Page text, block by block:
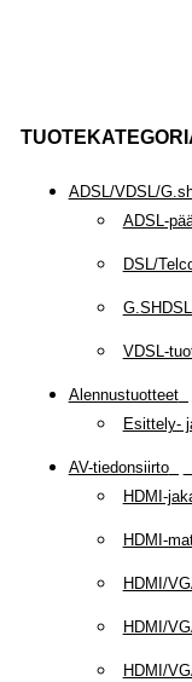
ADSL/VDSL/
ADSL-
DSL/
VDSL-
Alennustuotteet(
Esittely-
AV-tiedonsiirto(
HDMI-
HDMI-
HDMI/
HDMI/
HDMI/